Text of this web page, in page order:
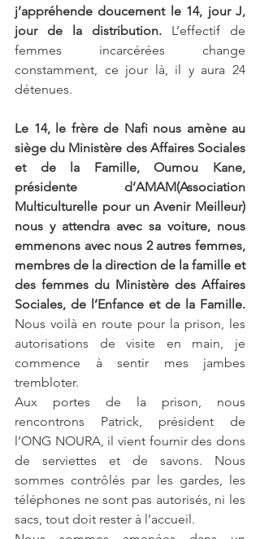
j’appréhende doucement le 14, jour J,
jour de la distribution. L’effectif de
femmes incarcérées change
constamment, ce jour là, il y aura 24
détenues.
Le 14, le frère de Nafi nous amène au
siège du Ministère des Affaires Sociales
et de la Famille, Oumou Kane,
présidente d’AMAM(Association
Multiculturelle pour un Avenir Meilleur)
nous y attendra avec sa voiture, nous
emmenons avec nous 2 autres femmes,
membres de la direction de la famille et
des femmes du Ministère des Affaires
Sociales, de l’Enfance et de la Famille.
Nous voilà en route pour la prison, les
autorisations de visite en main, je
commence à sentir mes jambes
trembloter.
Aux portes de la prison, nous
rencontrons Patrick, président de
l’ONG NOURA, il vient fournir des dons
de serviettes et de savons. Nous
sommes contrôlés par les gardes, les
téléphones ne sont pas autorisés, ni les
sacs, tout doit rester à l’accueil.